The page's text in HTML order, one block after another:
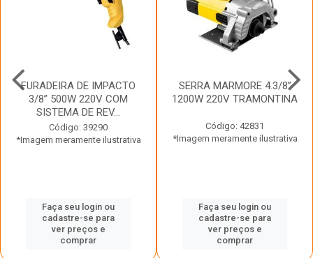
FURADEIRA DE IMPACTO
3/8” 500W 220V COM
SISTEMA DE REV...
Código: 39290
*Imagem meramente ilustrativa
Faça seu login ou
cadastre-se para
ver preços e
comprar
SERRA MARMORE 4.3/8”
1200W 220V TRAMONTINA
Código: 42831
*Imagem meramente ilustrativa
Faça seu login ou
cadastre-se para
ver preços e
comprar